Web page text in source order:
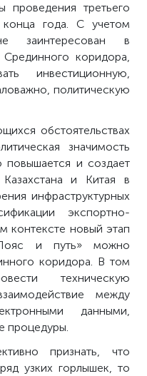
третьего
года. С учетом
заинтересован в
коридора,
инвестиционную,
политическую
обстоятельствах
значимость
повышается и создает
и Китая в
инфраструктурных
экспортно-
контексте новый этап
и путь» можно
коридора. В том
техническую
между
данными,
процедуры.
признать, что
узких горлышек, то